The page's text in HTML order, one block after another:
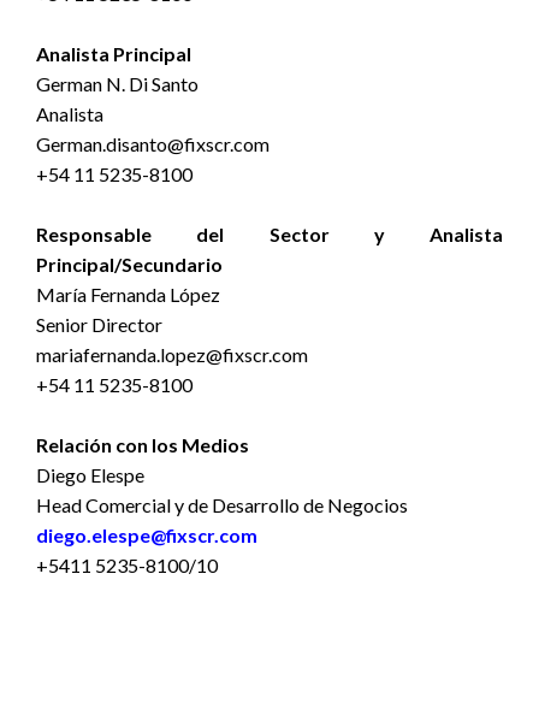
Analista Principal
German N. Di Santo
Analista
German.disanto@fixscr.com
+54 11 5235-8100
Responsable del Sector y Analista
Principal/Secundario
María Fernanda López
Senior Director
mariafernanda.lopez@fixscr.com
+54 11 5235-8100
Relación con los Medios
Diego Elespe
Head Comercial y de Desarrollo de Negocios
diego.elespe@fixscr.com
+5411 5235-8100/10